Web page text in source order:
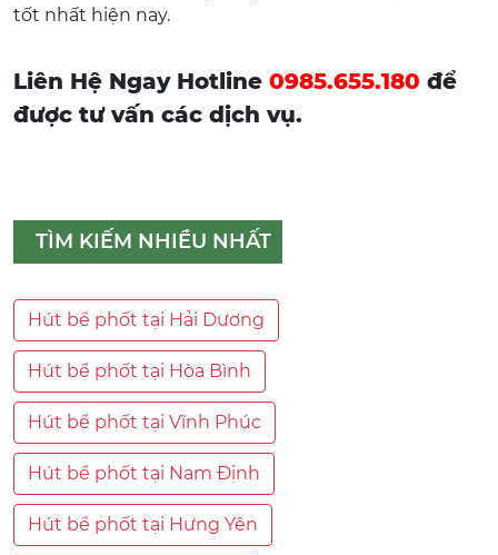
tốt nhất hiện nay.
Liên Hệ Ngay Hotline 0985.655.180 để
được tư vấn các dịch vụ.
TÌM KIẾM NHIỀU NHẤT
Hút bể phốt tại Hải Dương
Hút bể phốt tại Hòa Bình
Hút bể phốt tại Vĩnh Phúc
Hút bể phốt tại Nam Định
Hút bể phốt tại Hưng Yên